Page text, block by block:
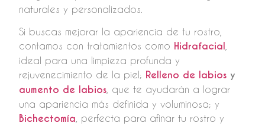
naturales y personalizados.
Si buscas mejorar la apariencia de tu rostro,
contamos con tratamientos como Hidrafacial
ideal para una limpieza profunda y
rejuvenecimiento de la piel; Relleno de labios y
aumento de labios , que te ayudarán a lograr
una apariencia más definida y voluminosa; y
Bichectomía , perfecta para afinar tu rostro y